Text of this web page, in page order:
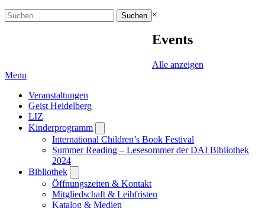
Suchen
nach:
×
Events
Alle anzeigen
Menu
Veranstaltungen
Geist Heidelberg
LIZ
Kinderprogramm
submenu
International Children’s Book Festival
Summer Reading – Lesesommer der DAI Bibliothek
2024
Bibliothek
submenu
Öffnungszeiten & Kontakt
Mitgliedschaft & Leihfristen
Katalog & Medien